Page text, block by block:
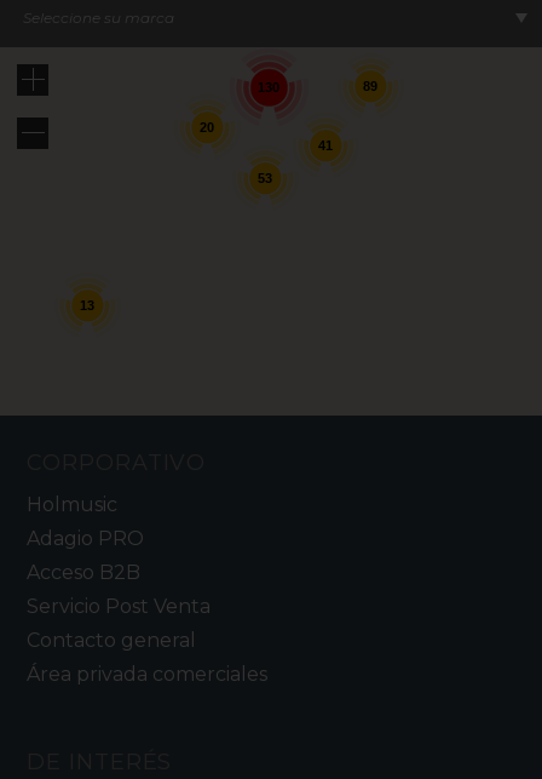
Seleccione su marca
130
13
53
89
41
20
Holmusic
Adagio PRO
Acceso B2B
Servicio Post Venta
Contacto general
Área privada comerciales